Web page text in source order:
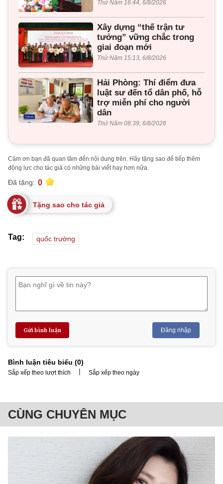
Thứ Năm 16:44, 6/8/2026
Xây dựng “thế trận tư
tưởng” vững chắc trong
giai đoạn mới
Thứ Năm 15:13, 6/8/2026
Hải Phòng: Thí điểm đưa
luật sư đến tổ dân phố, hỗ
trợ miễn phí cho người
dân
Thứ Năm 08:39, 6/8/2026
Cảm ơn bạn đã quan tâm đến nội dung trên. Hãy tặng sao để tiếp thêm
động lực cho tác giả có những bài viết hay hơn nữa.
Đã tặng: 0
Tặng sao cho tác giả
Tag: quốc trường
Gửi bình luận Đăng nhập
Bình luận tiêu biểu (0)
Sắp xếp theo lượt thích | Sắp xếp theo ngày
CÙNG CHUYÊN MỤC